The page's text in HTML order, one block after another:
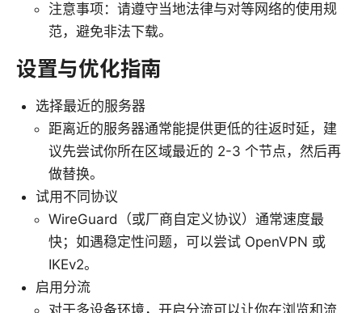
注意事项：请遵守当地法律与对等网络的使用规
范，避免非法下载。
设置与优化指南
选择最近的服务器
距离近的服务器通常能提供更低的往返时延，建
议先尝试你所在区域最近的 2-3 个节点，然后再
做替换。
试用不同协议
WireGuard（或厂商自定义协议）通常速度最
快；如遇稳定性问题，可以尝试 OpenVPN 或
IKEv2。
启用分流